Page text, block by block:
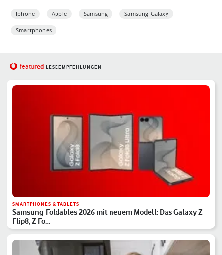
Iphone Apple Samsung Samsung-Galaxy
Smartphones
featured LESEEMPFEHLUNGEN
SMARTPHONES & TABLETS
Samsung-Foldables 2026 mit neuem Modell: Das Galaxy Z
Flip8, Z Fo…